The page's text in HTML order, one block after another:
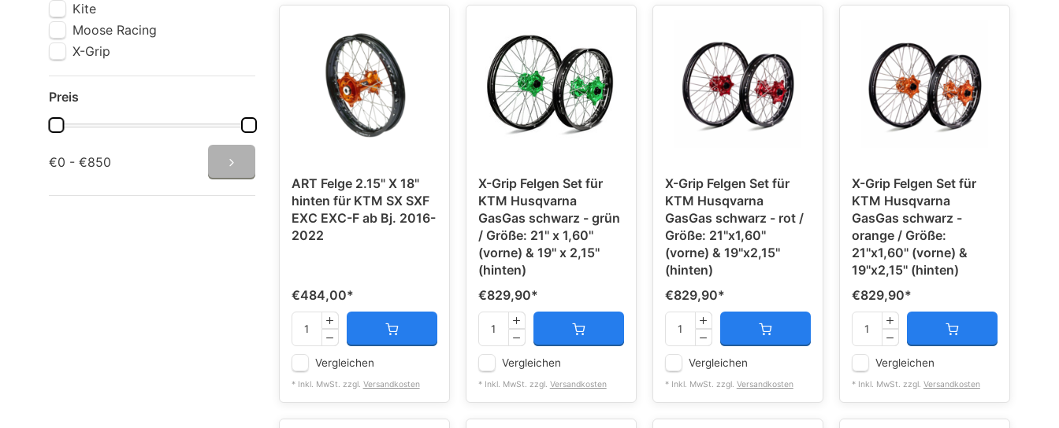
Kite
Moose Racing
X-Grip
Preis
€0 - €850
ART Felge 2.15" X 18"
hinten für KTM SX SXF
EXC EXC-F ab Bj. 2016-
2022
€484,00*
Vergleichen
* Inkl. MwSt. zzgl. Versandkosten
X-Grip Felgen Set für
KTM Husqvarna
GasGas schwarz - grün
/ Größe: 21'' x 1,60''
(vorne) & 19'' x 2,15''
(hinten)
€829,90*
Vergleichen
* Inkl. MwSt. zzgl. Versandkosten
X-Grip Felgen Set für
KTM Husqvarna
GasGas schwarz - rot /
Größe: 21''x1,60''
(vorne) & 19''x2,15''
(hinten)
€829,90*
Vergleichen
* Inkl. MwSt. zzgl. Versandkosten
X-Grip Felgen Set für
KTM Husqvarna
GasGas schwarz -
orange / Größe:
21''x1,60'' (vorne) &
19''x2,15'' (hinten)
€829,90*
Vergleichen
* Inkl. MwSt. zzgl. Versandkosten